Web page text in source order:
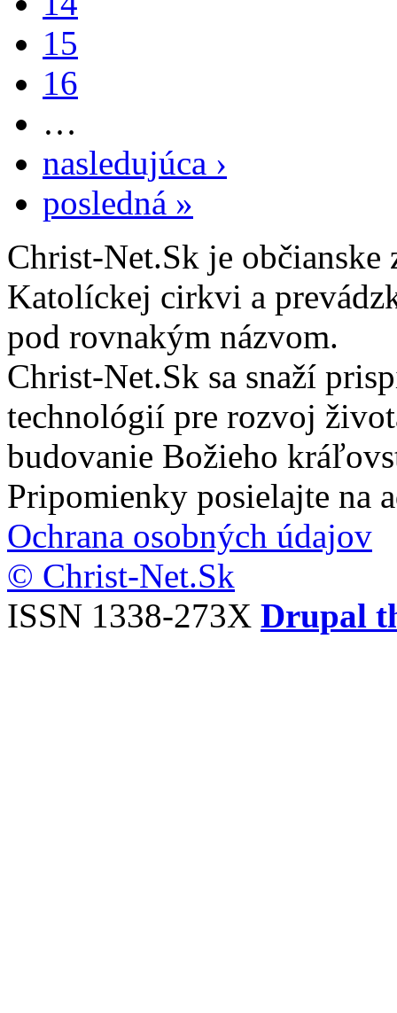
15
16
…
nasledujúca ›
posledná »
Christ-Net.Sk je
Katolíckej cirkvi a
pod rovnakým názvom.
Christ-Net.Sk sa snaží
technológií pre rozvoj
budovanie Božieho
Pripomienky posielajte na
Ochrana osobných údajov
© Christ-Net.Sk
ISSN 1338-273X Drupal